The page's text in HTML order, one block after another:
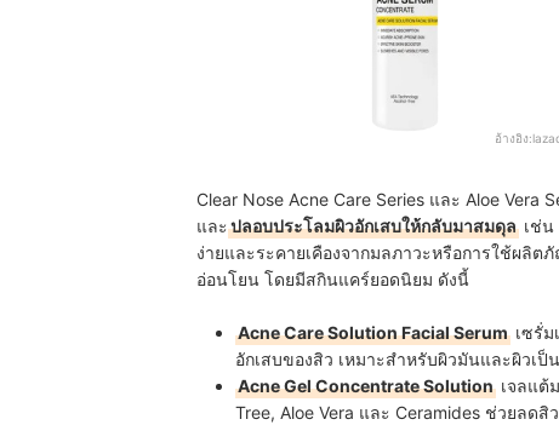
อ้างอิง:
Clear Nose Acne Care Series และ Aloe Vera
และปลอบประโลมผิวอักเสบให้กลับมาสมดุล เช่น
ง่ายและระคายเคืองจากมลภาวะหรือการใช้ผลิ
อ่อนโยน โดยมีสกินแคร์ยอดนิยม ดังนี้
Acne Care Solution Facial Serum เซรั่
อักเสบของสิว เหมาะสำหรับผิวมันและผิวเ
Acne Gel Concentrate Solution เจลแต้
Tree, Aloe Vera และ Ceramides ช่วยลด